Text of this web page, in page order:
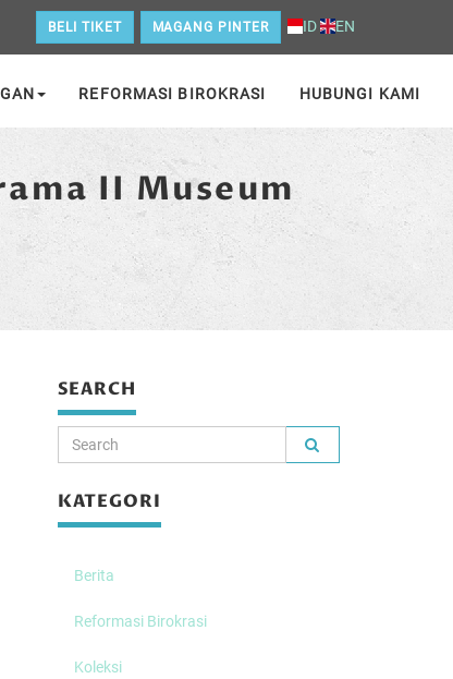
BELI TIKET MAGANG PINTER ID EN
REFORMASI BIROKRASI HUBUNGI KAMI
II Museum
SEARCH
KATEGORI
Berita
Reformasi Birokrasi
Koleksi